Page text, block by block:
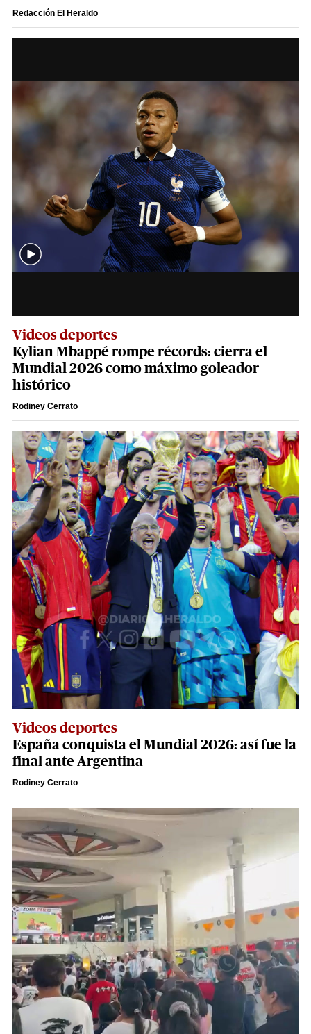
Redacción El Heraldo
Videos deportes
Kylian Mbappé rompe récords: cierra el
Mundial 2026 como máximo goleador
histórico
Rodiney Cerrato
Videos deportes
España conquista el Mundial 2026: así fue la
final ante Argentina
Rodiney Cerrato